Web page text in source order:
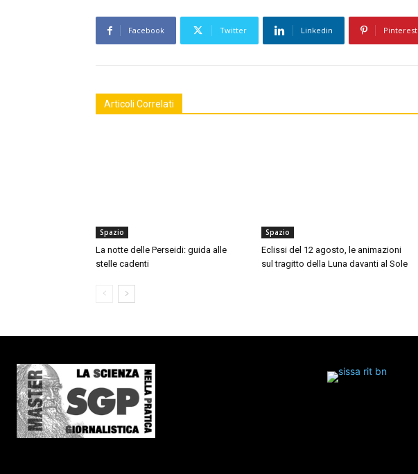
Facebook Twitter Linkedin Pinterest
Articoli Correlati
Spazio
La notte delle Perseidi: guida alle
stelle cadenti
Spazio
Eclissi del 12 agosto, le animazioni
sul tragitto della Luna davanti al Sole